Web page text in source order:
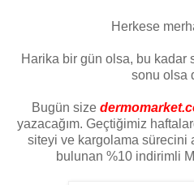
Herkese
Harika bir gün olsa, bu kadar
sonu olsa
Bugün size
yazacağım. Geçtiğimiz
siteyi ve kargolama sürecini
bulunan %10 indirimli